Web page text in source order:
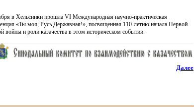
в Хельсинки прошла VI Международная научно-практическая
«Ты моя, Русь Державная!», посвященная 110-летию начала Первой
войны и роли казачества в этом историческом событии.
Далее